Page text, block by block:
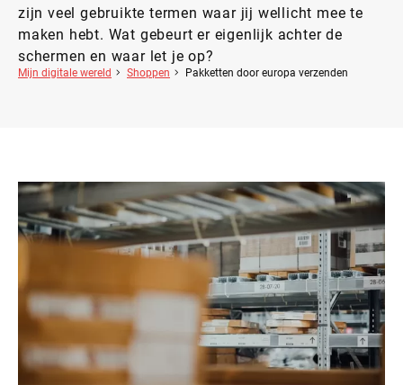
zijn veel gebruikte termen waar jij wellicht mee te
maken hebt. Wat gebeurt er eigenlijk achter de
schermen en waar let je op?
Mijn digitale wereld Shoppen Pakketten door europa verzenden